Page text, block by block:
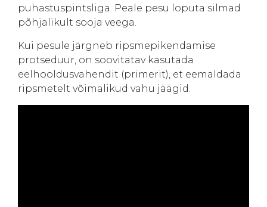
puhastuspintsliga. Peale pesu loputa silmad
põhjalikult sooja veega.
Kui pesule järgneb ripsmepikendamise
protseduur, on soovitatav kasutada
eelhooldusvahendit (primerit), et eemaldada
ripsmetelt võimalikud vahu jäägid.